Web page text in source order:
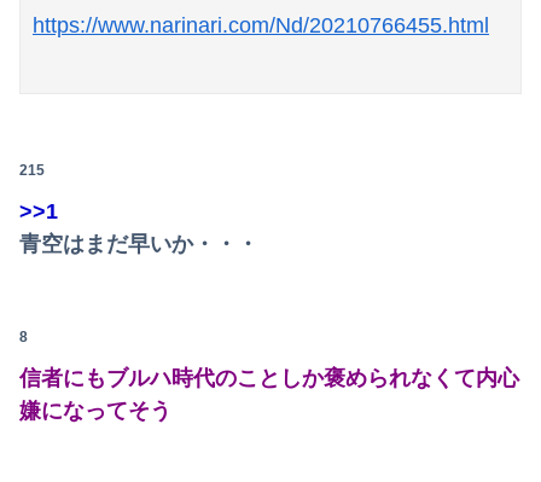
https://www.narinari.com/Nd/20210766455.html
215
>>1
青空はまだ早いか・・・
8
信者にもブルハ時代のことしか褒められなくて内心
嫌になってそう